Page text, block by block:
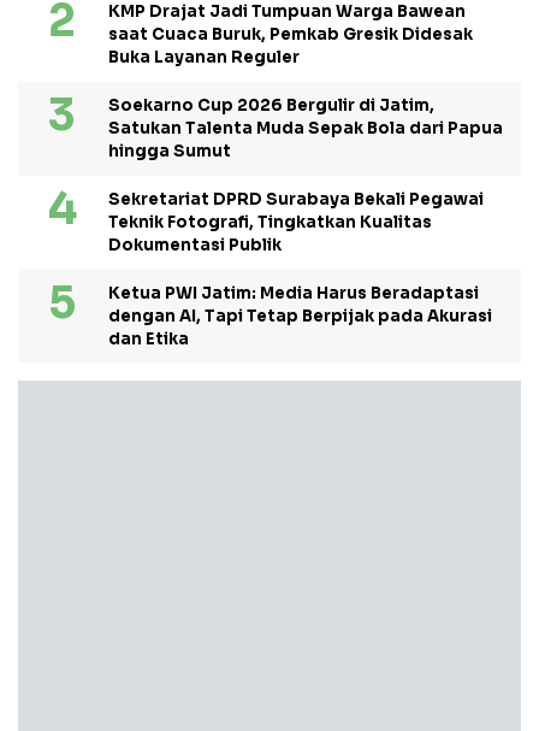
KMP Drajat Jadi Tumpuan Warga Bawean
saat Cuaca Buruk, Pemkab Gresik Didesak
Buka Layanan Reguler
Soekarno Cup 2026 Bergulir di Jatim,
Satukan Talenta Muda Sepak Bola dari Papua
hingga Sumut
Sekretariat DPRD Surabaya Bekali Pegawai
Teknik Fotografi, Tingkatkan Kualitas
Dokumentasi Publik
Ketua PWI Jatim: Media Harus Beradaptasi
dengan AI, Tapi Tetap Berpijak pada Akurasi
dan Etika